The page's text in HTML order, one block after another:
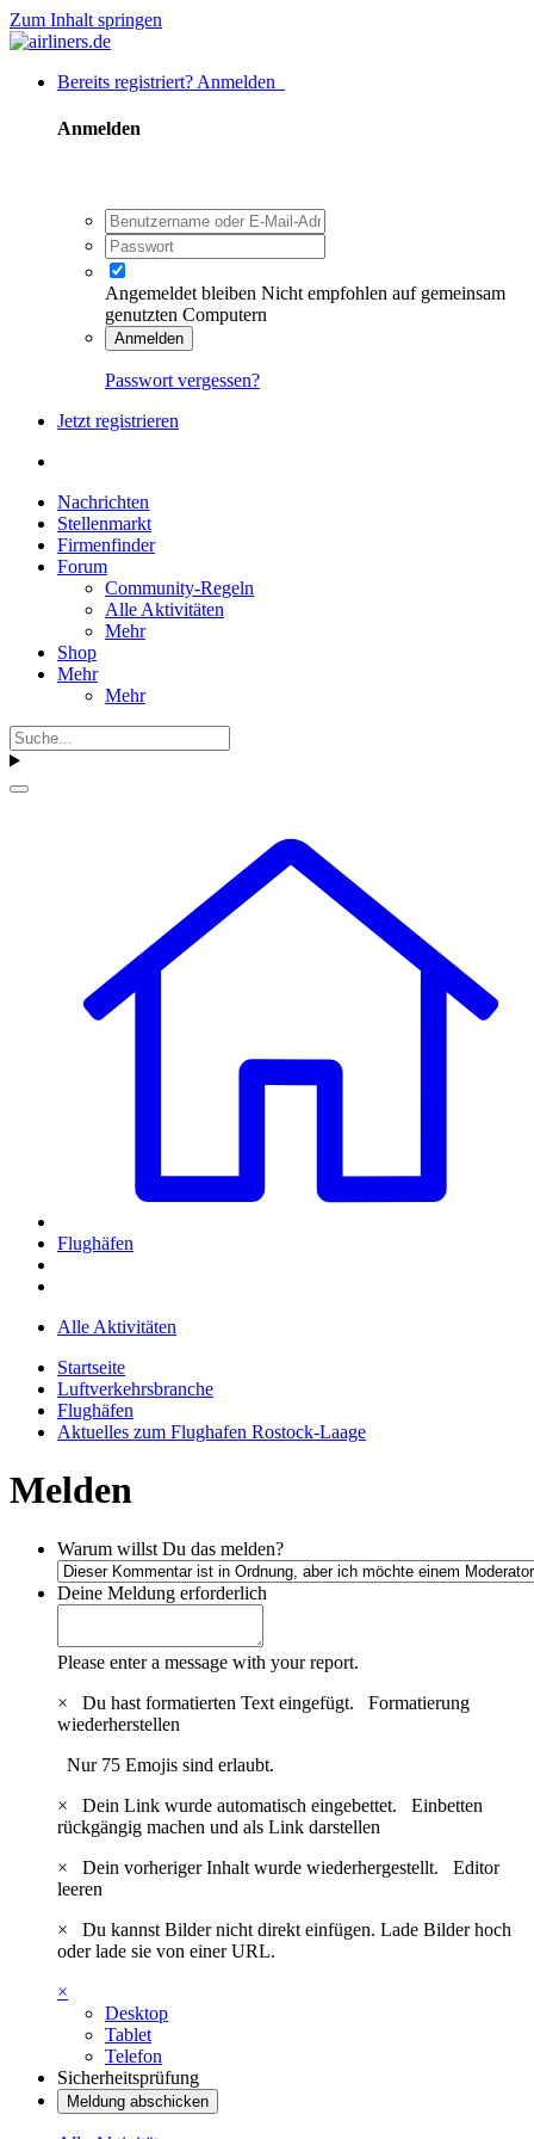
Zum Inhalt springen
Bereits registriert? Anmelden
Anmelden
Angemeldet bleiben Nicht empfohlen auf gemeinsam
genutzten Computern
Anmelden
Passwort vergessen?
Jetzt registrieren
Nachrichten
Stellenmarkt
Firmenfinder
Forum
Community-Regeln
Alle Aktivitäten
Mehr
Shop
Mehr
Mehr
Flughäfen
Alle Aktivitäten
Startseite
Luftverkehrsbranche
Flughäfen
Aktuelles zum Flughafen Rostock-Laage
Melden
Warum willst Du das melden?
Deine Meldung erforderlich
Please enter a message with your report.
×
Du hast formatierten Text eingefügt. Formatierung
wiederherstellen
Nur 75 Emojis sind erlaubt.
×
Dein Link wurde automatisch eingebettet. Einbetten
rückgängig machen und als Link darstellen
×
Dein vorheriger Inhalt wurde wiederhergestellt. Editor
leeren
×
Du kannst Bilder nicht direkt einfügen. Lade Bilder hoch
oder lade sie von einer URL.
×
Desktop
Tablet
Telefon
Sicherheitsprüfung
Meldung abschicken